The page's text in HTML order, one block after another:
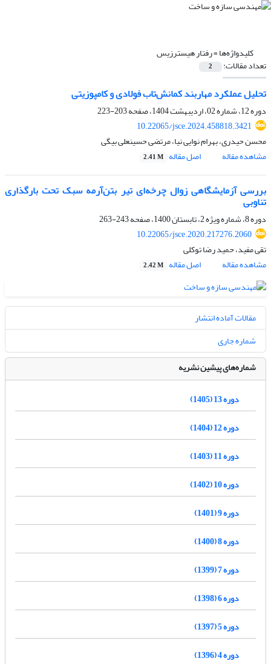
کلیدواژه‌ها =رفتار هیسترزیس
تعداد مقالات: 2
تحلیل عملکرد مهاربند کمانش‌تاب فولادی و کامپوزیتی
دوره 12، شماره 02، اردیبهشت 1404، صفحه
203-223
10.22065/jsce.2024.458818.3421
محسن حیدری، بهرام نوایی نیا، مرتضی حسینعلی بیگی
مشاهده مقاله
اصل مقاله 2.41 M
بررسی آزمایشگاهی زوال چرخه‌ای تیر بتن‌آرمه سبک تحت بارگذاری
تناوبی
دوره 8، شماره ویژه 2، تابستان 1400، صفحه
243-263
10.22065/jsce.2020.217276.2060
تقی مفید، حمید رضا توکلی
مشاهده مقاله
اصل مقاله 2.42 M
مقالات آماده انتشار
شماره جاری
شماره‌های پیشین نشریه
دوره 13 (1405)
دوره 12 (1404)
دوره 11 (1403)
دوره 10 (1402)
دوره 9 (1401)
دوره 8 (1400)
دوره 7 (1399)
دوره 6 (1398)
دوره 5 (1397)
دوره 4 (1396)